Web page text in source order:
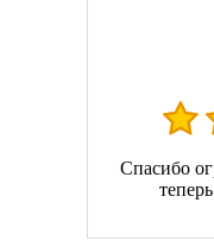
Спасибо